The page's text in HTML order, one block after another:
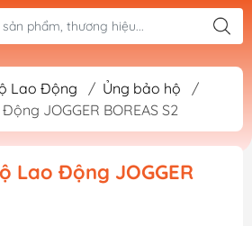
Lao Động / Ủng bảo hộ
/
JOGGER BOREAS S2
Lao Động JOGGER